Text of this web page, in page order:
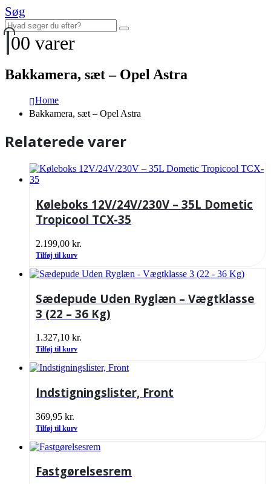
Søg
00 varer
Bakkamera, sæt – Opel Astra
Home
Bakkamera, sæt – Opel Astra
Relaterede varer
Køleboks 12V/24V/230V – 35L Dometic
Tropicool TCX-35
2.199,00 kr.
Tilføj til kurv
Sædepude Uden Ryglæn – Vægtklasse
3 (22 – 36 Kg)
1.327,10 kr.
Tilføj til kurv
Indstigningslister, Front
369,95 kr.
Tilføj til kurv
Fastgørelsesrem